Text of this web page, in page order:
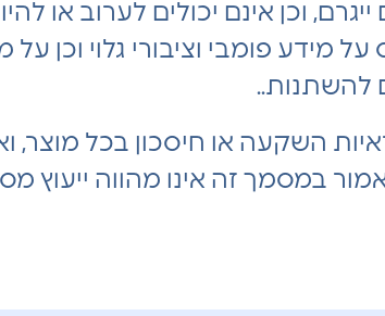
וכן אינם יכולים לערוב או
פומבי וציבורי גלוי וכן על
להשתנות..
השקעה או חיסכון בכל מוצר,
במסמך זה אינו מהווה ייעוץ